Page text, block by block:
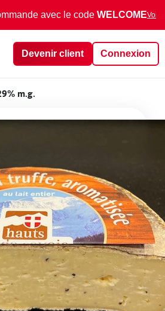
avec le code WELCOMEVoir
Devenir client Connexion
m.g.